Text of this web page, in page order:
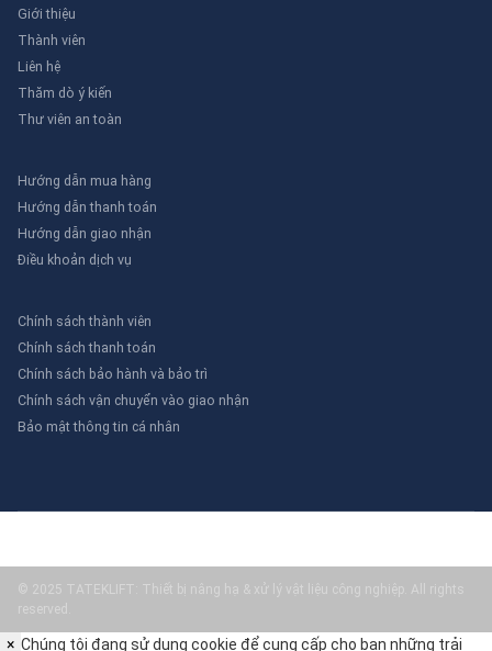
Giới thiệu
Thành viên
Liên hệ
Thăm dò ý kiến
Thư viên an toàn
Hướng dẫn mua hàng
Hướng dẫn thanh toán
Hướng dẫn giao nhận
Điều khoản dịch vụ
Chính sách thành viên
Chính sách thanh toán
Chính sách bảo hành và bảo trì
Chính sách vận chuyển vào giao nhận
Bảo mật thông tin cá nhân
© 2025 TATEKLIFT: Thiết bị nâng hạ & xử lý vật liệu công nghiệp. All rights
reserved.
× Chúng tôi đang sử dụng cookie để cung cấp cho bạn những trải